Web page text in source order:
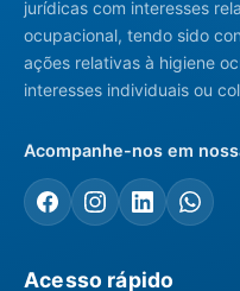
jurídicas com interesses
ocupacional, tendo sido
ações relativas à higiene
interesses individuais ou
Acompanhe-nos em
Acesso rápido